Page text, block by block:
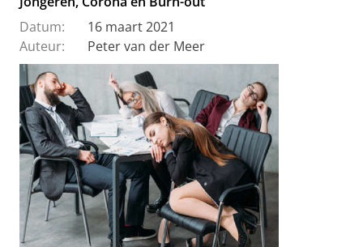
Datum:
16 maart 2021
Auteur:
Peter van der Meer